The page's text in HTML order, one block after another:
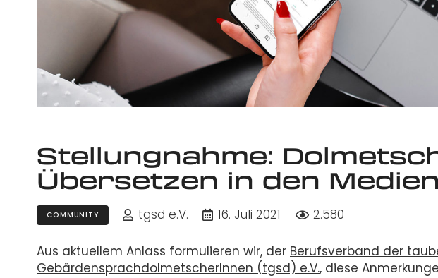
Stellungnahme:
Übersetzen in den Medien
COMMUNITY tgsd e.V. 16. Juli 2021 2.580
Aus aktuellem Anlass formulieren wir, der Berufsverband der
GebärdensprachdolmetscherInnen (tgsd) e.V., diese